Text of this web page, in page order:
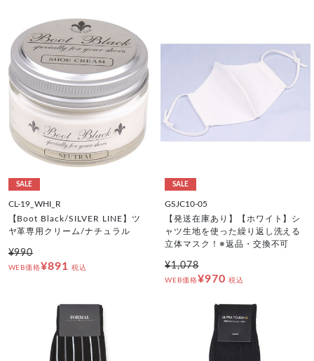
SALE
CL-19_WHI_R
【Boot Black/SILVER LINE】ツ
ヤ革専用クリーム/ナチュラル
¥990
WEB価格¥891 税込
SALE
GSJC10-05
【発送在庫あり】【ホワイト】シ
ャツ生地を使った繰り返し洗える
立体マスク！※返品・交換不可
¥1,078
WEB価格¥970 税込